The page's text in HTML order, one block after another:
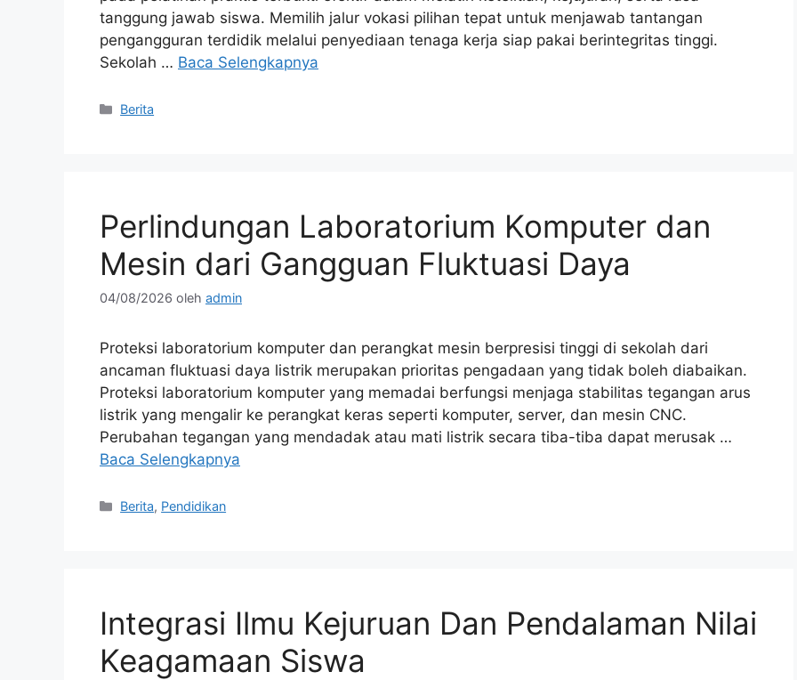
tanggung jawab siswa. Memilih jalur vokasi pilihan tepat untuk menjawab tantangan
pengangguran terdidik melalui penyediaan tenaga kerja siap pakai berintegritas tinggi.
Sekolah … Baca Selengkapnya
Kategori
Berita
Perlindungan Laboratorium Komputer dan
Mesin dari Gangguan Fluktuasi Daya
04/08/2026 oleh admin
Proteksi laboratorium komputer dan perangkat mesin berpresisi tinggi di sekolah dari
ancaman fluktuasi daya listrik merupakan prioritas pengadaan yang tidak boleh diabaikan.
Proteksi laboratorium komputer yang memadai berfungsi menjaga stabilitas tegangan arus
listrik yang mengalir ke perangkat keras seperti komputer, server, dan mesin CNC.
Perubahan tegangan yang mendadak atau mati listrik secara tiba-tiba dapat merusak …
Baca Selengkapnya
Kategori
Berita, Pendidikan
Integrasi Ilmu Kejuruan Dan Pendalaman Nilai
Keagamaan Siswa